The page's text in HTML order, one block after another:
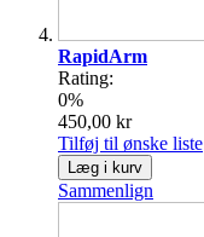
RapidArm
Rating:
0%
450,00 kr
Tilføj til ønske liste
Læg i kurv
Sammenlign